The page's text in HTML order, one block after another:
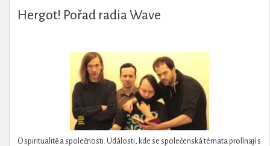
Hergot! Pořad radia Wave
O spiritualitě a společnosti. Události, kde se společenská témata prolínají s